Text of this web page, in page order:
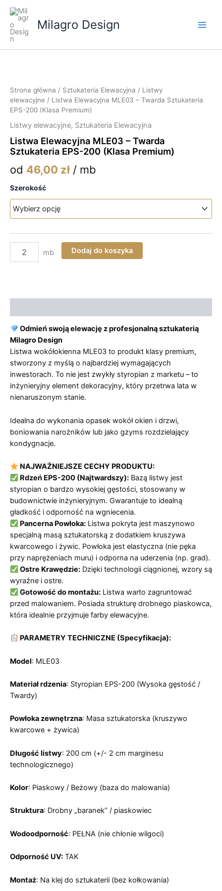
treści
Milagro Design
Strona główna / Sztukateria Elewacyjna / Listwy
elewacyjne / Listwa Elewacyjna MLE03 – Twarda Sztukateria
EPS-200 (Klasa Premium)
Listwy elewacyjne, Sztukateria Elewacyjna
Listwa Elewacyjna MLE03 – Twarda
Sztukateria EPS-200 (Klasa Premium)
od 46,00 zł / mb
Szerokość
Listwa
EPS-
200
(Klasa
Premium)
mb Dodaj do koszyka
Odmień swoją elewację z profesjonalną sztukaterią
Milagro Design
Listwa wokółokienna MLE03 to produkt klasy premium,
stworzony z myślą o najbardziej wymagających
inwestorach. To nie jest zwykły styropian z marketu – to
inżynieryjny element dekoracyjny, który przetrwa lata w
nienaruszonym stanie.
Idealna do wykonania opasek wokół okien i drzwi,
boniowania narożników lub jako gzyms rozdzielający
kondygnacje.
NAJWAŻNIEJSZE CECHY PRODUKTU:
Rdzeń EPS-200 (Najtwardszy):Bazą listwy jest
styropian o bardzo wysokiej gęstości, stosowany w
budownictwie inżynieryjnym. Gwarantuje to idealną
gładkość i odporność na wgniecenia.
Pancerna Powłoka:Listwa pokryta jest maszynowo
specjalną masą sztukatorską z dodatkiem kruszywa
kwarcowego i żywic. Powłoka jest elastyczna (nie pęka
przy naprężeniach muru) i odporna na uderzenia (np. grad).
Ostre Krawędzie:Dzięki technologii ciągnionej, wzory są
wyraźne i ostre.
Gotowość do montażu:Listwa warto zagruntować
przed malowaniem. Posiada strukturę drobnego piaskowca,
która idealnie przyjmuje farby elewacyjne.
PARAMETRY TECHNICZNE (Specyfikacja):
Model: MLE03
Materiał rdzenia: Styropian EPS-200 (Wysoka gęstość /
Twardy)
Powłoka zewnętrzna: Masa sztukatorska (kruszywo
kwarcowe + żywica)
Długość listwy: 200 cm (+/- 2 cm marginesu
technologicznego)
Kolor: Piaskowy / Beżowy (baza do malowania)
Struktura: Drobny „baranek” / piaskowiec
Wodoodporność: PEŁNA (nie chłonie wilgoci)
Odporność UV: TAK
Montaż: Na klej do sztukaterii (bez kołkowania)